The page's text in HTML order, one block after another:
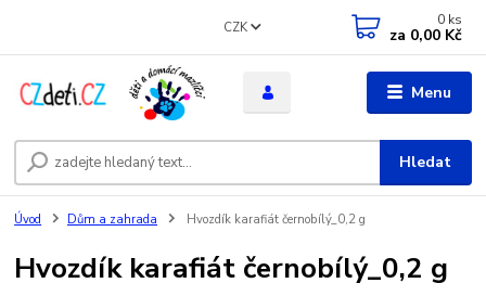
Menu
CZK
Hledat
0 ks
za 0,00 Kč
Úvod Dům a zahrada Hvozdík karafiát černobílý_0,2 g
Hvozdík karafiát černobílý_0,2 g